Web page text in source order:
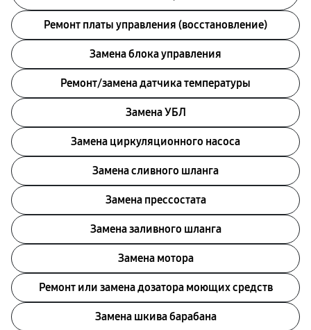
Ремонт платы управления (восстановление)
Замена блока управления
Ремонт/замена датчика температуры
Замена УБЛ
Замена циркуляционного насоса
Замена сливного шланга
Замена прессостата
Замена заливного шланга
Замена мотора
Ремонт или замена дозатора моющих средств
Замена шкива барабана